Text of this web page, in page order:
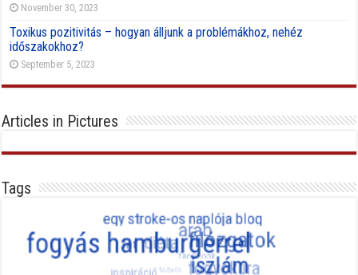
November 30, 2023
Toxikus pozitivitás – hogyan álljunk a problémákhoz, nehéz
időszakokhoz?
September 5, 2023
Articles in Pictures
Tags